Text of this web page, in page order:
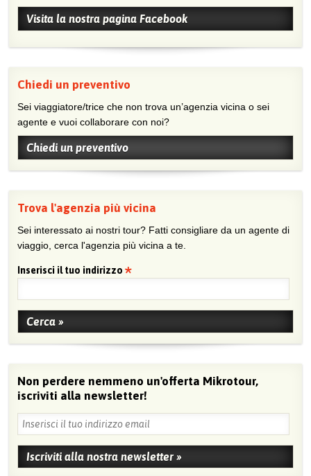
Visita la nostra pagina Facebook
Chiedi un preventivo
Sei viaggiatore/trice che non trova un’agenzia vicina o sei
agente e vuoi collaborare con noi?
Chiedi un preventivo
Trova l'agenzia più vicina
Sei interessato ai nostri tour? Fatti consigliare da un agente di
viaggio, cerca l'agenzia più vicina a te.
Inserisci il tuo indirizzo
Non perdere nemmeno un'offerta Mikrotour,
iscriviti alla newsletter!